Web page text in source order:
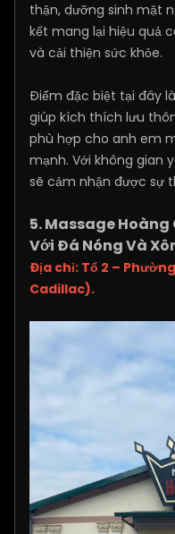
thận, dưỡng sinh mặt
kết mang lại hiệu quả
và cải thiện sức khỏe.
Điểm đặc biệt tại đây
giúp kích thích lưu
phù hợp cho anh em
mạnh. Với không gian
sẽ cảm nhận được sự
5. Massage Hoàng
Với Đá Nóng Và
Địa chỉ: Tổ 2 –
Cadillac).